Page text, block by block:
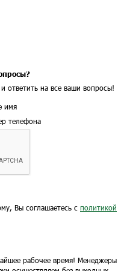
ответить на все ваши вопросы!
имя
телефона
Вы соглашаетесь с политикой
рабочее время! Менеджеры